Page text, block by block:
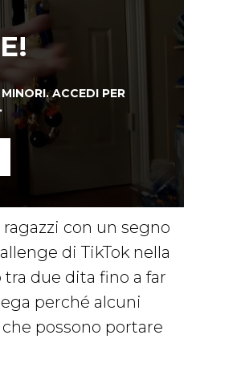
ACCEDI PER
con un segno
di TikTok nella
due dita fino a far
perché alcuni
possono portare